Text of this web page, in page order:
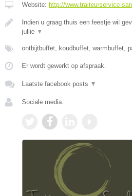
Website: http://www.traiteurservice-
Indien u graag thuis een feestje wil
jullie ▼
ontbijtbuffet, koudbuffet, warmbuffet,
Er wordt gewerkt op afspraak.
Laatste facebook posts ▼
Sociale media: